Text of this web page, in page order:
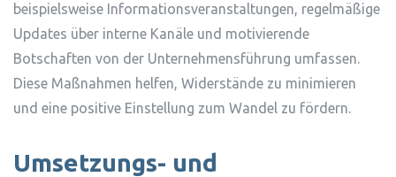
beispielsweise Informationsveranstaltungen, regelmäßige
Updates über interne Kanäle und motivierende
Botschaften von der Unternehmensführung umfassen.
Diese Maßnahmen helfen, Widerstände zu minimieren
und eine positive Einstellung zum Wandel zu fördern.
Umsetzungs- und